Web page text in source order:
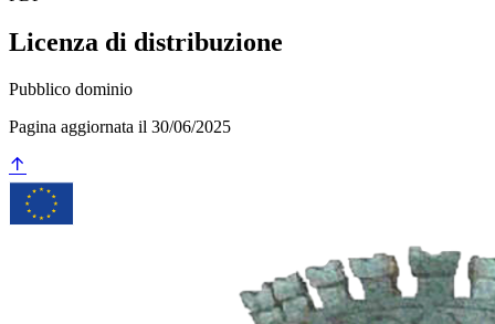
Licenza di distribuzione
Pubblico dominio
Pagina aggiornata il 30/06/2025